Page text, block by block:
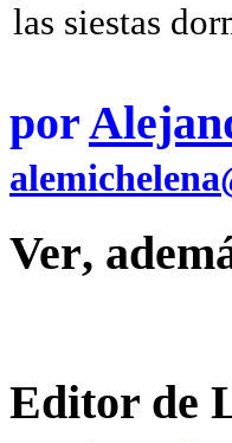
las siestas
por
Ver,
Editor de